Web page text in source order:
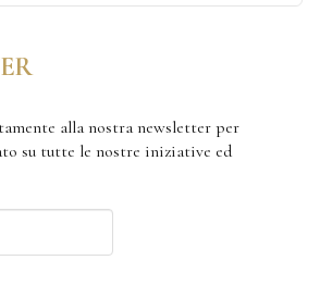
alla nostra newsletter per
su tutte le nostre iniziative ed